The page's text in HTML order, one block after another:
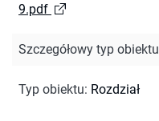
9.pdf
Szczegółowy typ obiektu
Typ obiektu: Rozdział